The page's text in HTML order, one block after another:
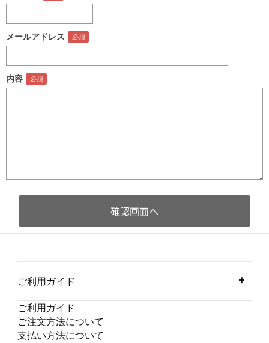
メールアドレス
内容
ご利用ガイド
ご利用ガイド
ご注文方法について
支払い方法について